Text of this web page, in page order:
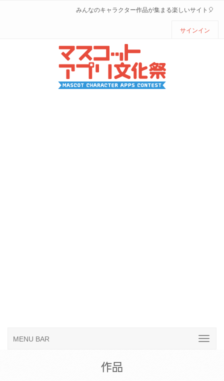
みんなのキャラクター作品が集まる楽しいサイト🎈
サインイン
MENU BAR
作品